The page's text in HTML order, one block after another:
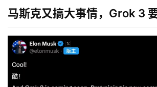
马斯克又搞大事情，Grok 3